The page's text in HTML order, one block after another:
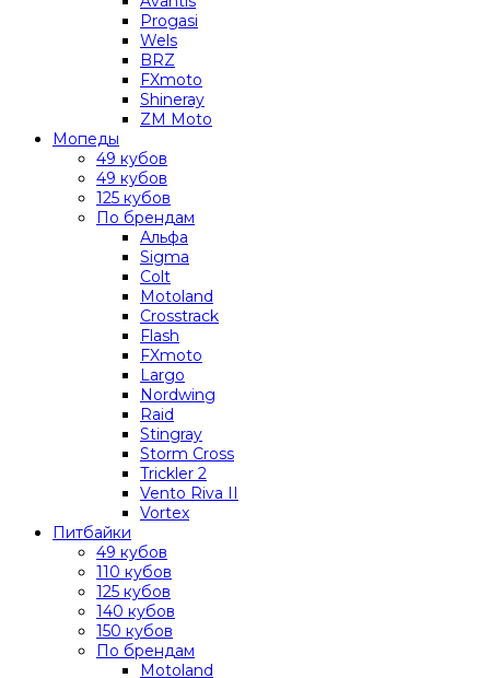
Progasi
Wels
BRZ
FXmoto
Shineray
ZM Moto
Мопеды
49 кубов
49 кубов
125 кубов
По брендам
Альфа
Sigma
Colt
Motoland
Crosstrack
Flash
FXmoto
Largo
Nordwing
Raid
Stingray
Storm Cross
Trickler 2
Vento Riva II
Vortex
Питбайки
49 кубов
110 кубов
125 кубов
140 кубов
150 кубов
По брендам
Motoland